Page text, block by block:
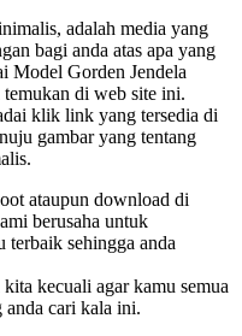
adalah media yang
bagi anda atas apa yang
Model Gorden Jendela
di web site ini.
klik link yang tersedia di
gambar yang tentang
ataupun download di
berusaha untuk
terbaik sehingga anda
kecuali agar kamu semua
anda cari kala ini.